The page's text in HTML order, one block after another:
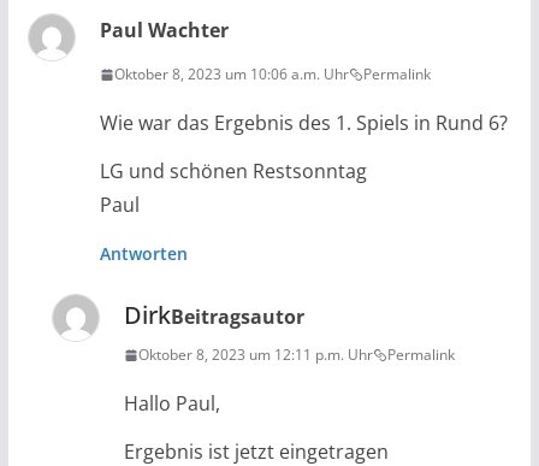
Paul Wachter
Oktober 8, 2023 um 10:06 a.m. Uhr Permalink
Wie war das Ergebnis des 1. Spiels in Rund 6?
LG und schönen Restsonntag
Paul
Antworten
DirkBeitragsautor
Oktober 8, 2023 um 12:11 p.m. Uhr Permalink
Hallo Paul,
Ergebnis ist jetzt eingetragen